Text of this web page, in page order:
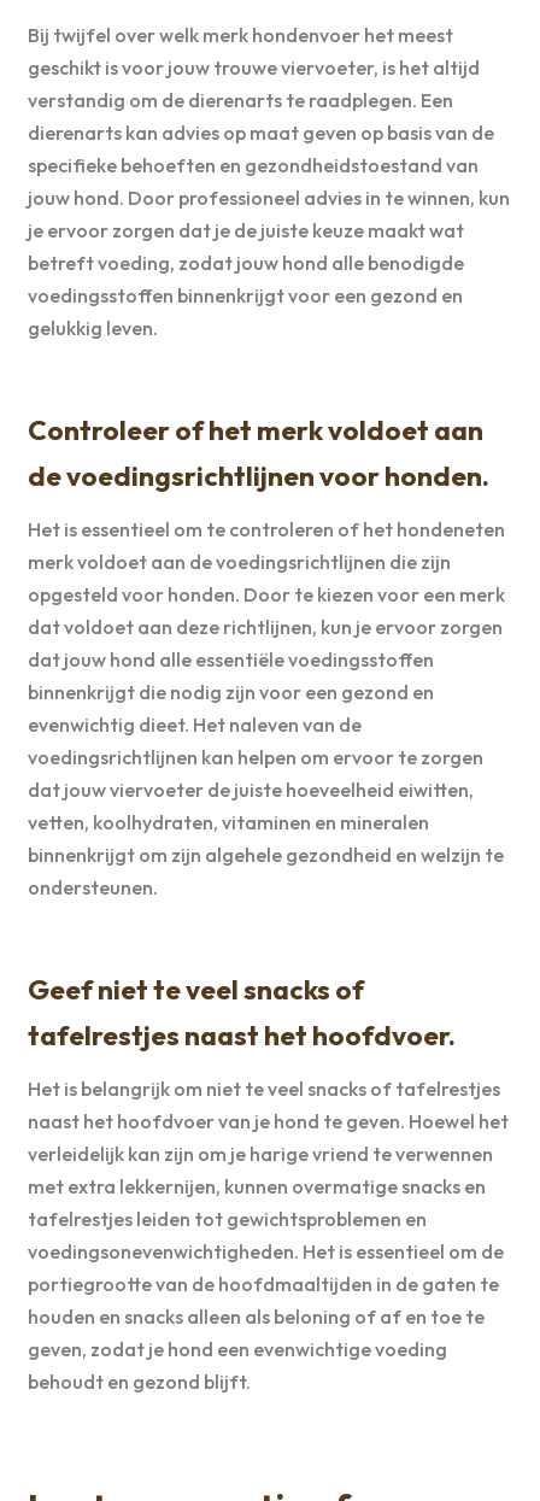
Bij twijfel over welk merk hondenvoer het meest
geschikt is voor jouw trouwe viervoeter, is het altijd
verstandig om de dierenarts te raadplegen. Een
dierenarts kan advies op maat geven op basis van de
specifieke behoeften en gezondheidstoestand van
jouw hond. Door professioneel advies in te winnen, kun
je ervoor zorgen dat je de juiste keuze maakt wat
betreft voeding, zodat jouw hond alle benodigde
voedingsstoffen binnenkrijgt voor een gezond en
gelukkig leven.
Controleer of het merk voldoet aan
de voedingsrichtlijnen voor honden.
Het is essentieel om te controleren of het hondeneten
merk voldoet aan de voedingsrichtlijnen die zijn
opgesteld voor honden. Door te kiezen voor een merk
dat voldoet aan deze richtlijnen, kun je ervoor zorgen
dat jouw hond alle essentiële voedingsstoffen
binnenkrijgt die nodig zijn voor een gezond en
evenwichtig dieet. Het naleven van de
voedingsrichtlijnen kan helpen om ervoor te zorgen
dat jouw viervoeter de juiste hoeveelheid eiwitten,
vetten, koolhydraten, vitaminen en mineralen
binnenkrijgt om zijn algehele gezondheid en welzijn te
ondersteunen.
Geef niet te veel snacks of
tafelrestjes naast het hoofdvoer.
Het is belangrijk om niet te veel snacks of tafelrestjes
naast het hoofdvoer van je hond te geven. Hoewel het
verleidelijk kan zijn om je harige vriend te verwennen
met extra lekkernijen, kunnen overmatige snacks en
tafelrestjes leiden tot gewichtsproblemen en
voedingsonevenwichtigheden. Het is essentieel om de
portiegrootte van de hoofdmaaltijden in de gaten te
houden en snacks alleen als beloning of af en toe te
geven, zodat je hond een evenwichtige voeding
behoudt en gezond blijft.